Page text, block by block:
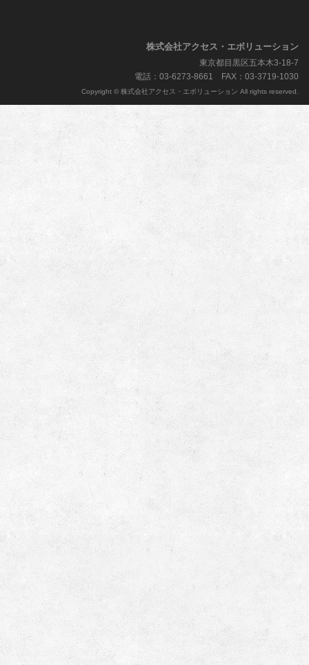
株式会社アクセス・エボリューション
東京都目黒区五本木3-18-7
電話：03-6273-8661 FAX：03-3719-1030
Copyright © 株式会社アクセス・エボリューション All rights reserved.